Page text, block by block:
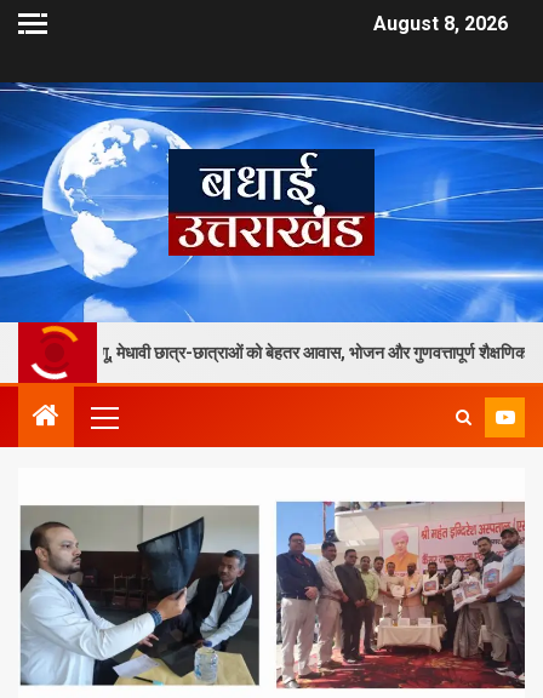
August 8, 2026
छात्र-छात्राओं को बेहतर आवास, भोजन और गुणवत्तापूर्ण शैक्षणिक सुविधाएं मिलेंगी